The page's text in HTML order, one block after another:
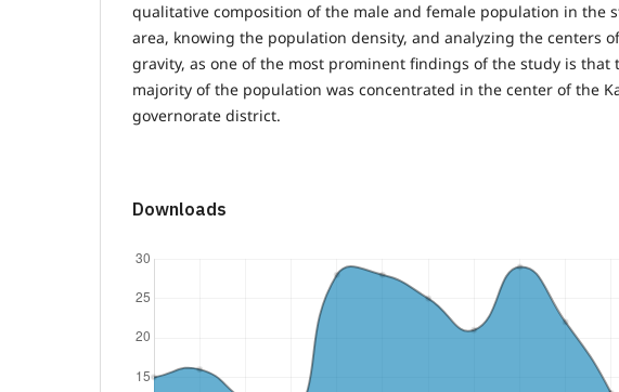
qualitative composition of the male and female population in the
area, knowing the population density, and analyzing the centers of
gravity, as one of the most prominent findings of the study is that
majority of the population was concentrated in the center of the
governorate district.
Downloads